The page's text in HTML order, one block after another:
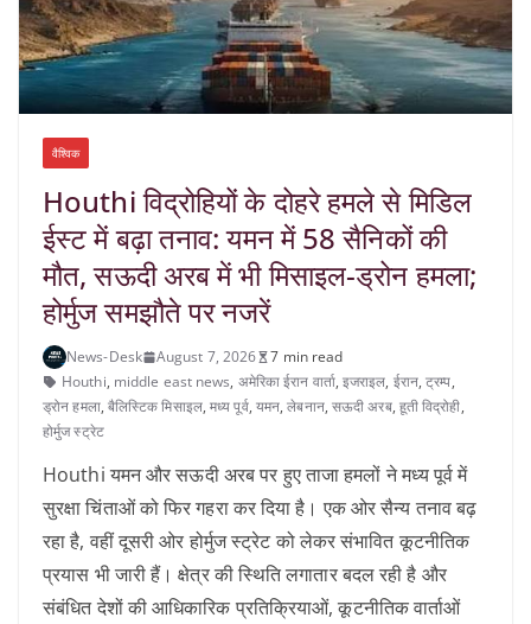
वैश्विक
Houthi विद्रोहियों के दोहरे हमले से मिडिल
ईस्ट में बढ़ा तनाव: यमन में 58 सैनिकों की
मौत, सऊदी अरब में भी मिसाइल-ड्रोन हमला;
होर्मुज समझौते पर नजरें
News-Desk August 7, 2026
7 min read
Houthi, middle east news, अमेरिका ईरान वार्ता, इजराइल, ईरान,ट्रम्प,
ड्रोन हमला, बैलिस्टिक मिसाइल,मध्य पूर्व, यमन,लेबनान, सऊदी अरब, हूती विद्रोही,
होर्मुज स्ट्रेट
Houthi यमन और सऊदी अरब पर हुए ताजा हमलों ने मध्य पूर्व में
सुरक्षा चिंताओं को फिर गहरा कर दिया है। एक ओर सैन्य तनाव बढ़
रहा है, वहीं दूसरी ओर होर्मुज स्ट्रेट को लेकर संभावित कूटनीतिक
प्रयास भी जारी हैं। क्षेत्र की स्थिति लगातार बदल रही है और
संबंधित देशों की आधिकारिक प्रतिक्रियाओं, कूटनीतिक वार्ताओं